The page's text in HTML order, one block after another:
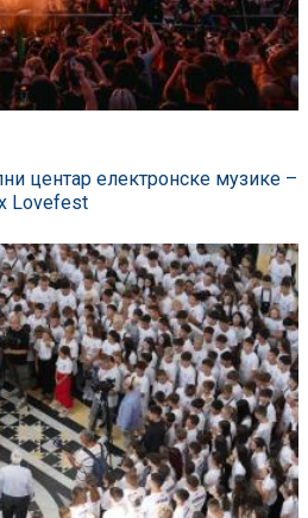
центар електронске музике –
Lovefest